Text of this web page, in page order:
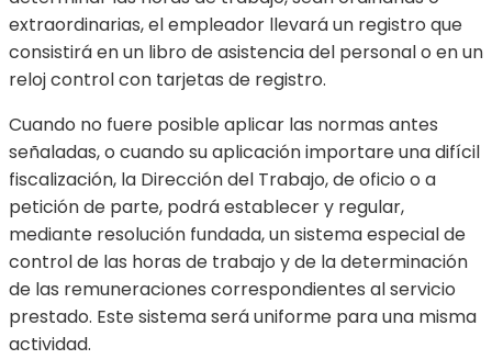
extraordinarias, el empleador llevará un registro que
consistirá en un libro de asistencia del personal o en un
reloj control con tarjetas de registro.
Cuando no fuere posible aplicar las normas antes
señaladas, o cuando su aplicación importare una difícil
fiscalización, la Dirección del Trabajo, de oficio o a
petición de parte, podrá establecer y regular,
mediante resolución fundada, un sistema especial de
control de las horas de trabajo y de la determinación
de las remuneraciones correspondientes al servicio
prestado. Este sistema será uniforme para una misma
actividad.